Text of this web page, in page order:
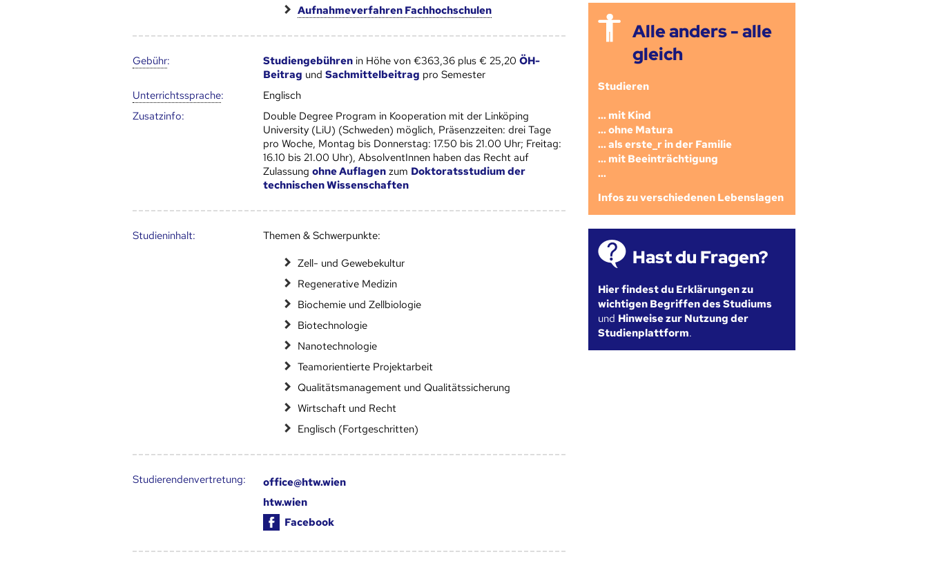
Aufnahmeverfahren Fachhochschulen
Gebühr: Studiengebührenin Höhe von €363,36 plus € 25,20 ÖH-
Beitrag und Sachmittelbeitrag pro Semester
Unter­richts­sprache:
Englisch
Zusatz­info:
Double Degree Program in Kooperation mit der Linköping
University (LiU) (Schweden) möglich, Präsenzzeiten: drei Tage
pro Woche, Montag bis Donnerstag: 17.50 bis 21.00 Uhr; Freitag:
16.10 bis 21.00 Uhr), AbsolventInnen haben das Recht auf
Zulassung ohne Auflagenzum Doktoratsstudium der
technischen Wissenschaften
Studien­inhalt:
Themen & Schwerpunkte:
Zell- und Gewebekultur
Regenerative Medizin
Biochemie und Zellbiologie
Biotechnologie
Nanotechnologie
Teamorientierte Projektarbeit
Qualitätsmanagement und Qualitätssicherung
Wirtschaft und Recht
Englisch (Fortgeschritten)
Studierendenvertretung:
office@htw.wien
htw.wien
Facebook
Alle anders - alle
gleich
Studieren
... mit Kind
... ohne Matura
... als erste_r in der Familie
... mit Beeinträchtigung
...
Infos zu verschiedenen Lebenslagen
Hast du Fragen?
Hier findest du Erklärungen zu
wichtigen Begriffen des Studiums
und Hinweise zur Nutzung der
Studienplattform.